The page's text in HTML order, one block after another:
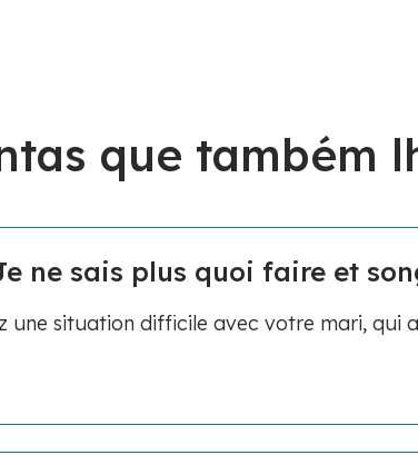
que também
ne sais plus quoi faire et
une situation difficile avec votre mari, qui